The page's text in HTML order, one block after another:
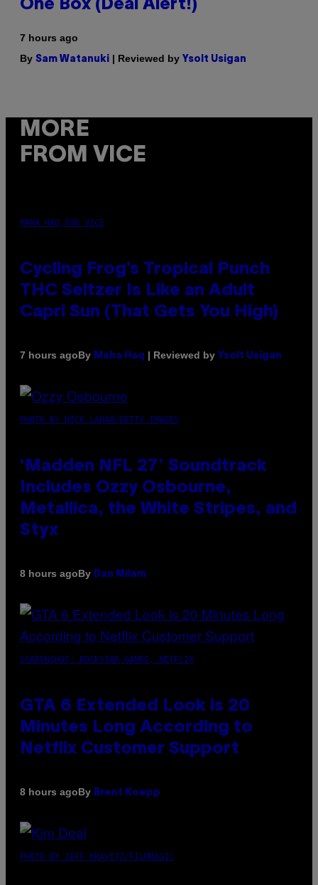
One Box (Deal Alert!)
7 hours ago
By Sam Watanuki | Reviewed by Ysolt Usigan
MORE
FROM VICE
MAHA HAQ FOR VICE
Cycling Frog’s Tropical Punch
THC Seltzer Is Like an Adult
Capri Sun (That Gets You High)
7 hours agoBy Maha Haq | Reviewed by Ysolt Usigan
PHOTO BY NICK LAHAM/GETTY IMAGES
‘Madden NFL 27’ Soundtrack
Includes Ozzy Osbourne,
Metallica, the White Stripes, and
Styx
8 hours agoBy Dan Milam
SCREENSHOT: ROCKSTAR GAMES, NETFLIX
GTA 6 Extended Look is 20
Minutes Long According to
Netflix Customer Support
8 hours agoBy Brent Koepp
PHOTO BY JEFF KRAVITZ/FILMMAGIC